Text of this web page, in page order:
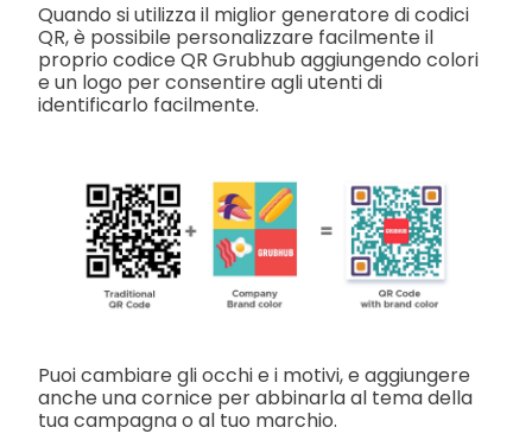
Quando si utilizza il miglior generatore di codici
QR, è possibile personalizzare facilmente il
proprio codice QR Grubhub aggiungendo colori
e un logo per consentire agli utenti di
identificarlo facilmente.
Puoi cambiare gli occhi e i motivi, e aggiungere
anche una cornice per abbinarla al tema della
tua campagna o al tuo marchio.